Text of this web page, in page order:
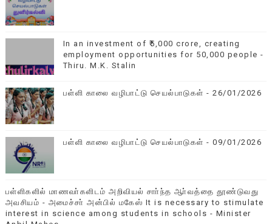
In an investment of ₹5,000 crore, creating
employment opportunities for 50,000 people -
Thiru. M.K. Stalin
பள்ளி காலை வழிபாட்டு செயல்பாடுகள் - 26/01/2026
பள்ளி காலை வழிபாட்டு செயல்பாடுகள் - 09/01/2026
பள்ளிகளில் மாணவா்களிடம் அறிவியல் சாா்ந்த ஆா்வத்தை தூண்டுவது
அவசியம் - அமைச்சா் அன்பில் மகேஸ் It is necessary to stimulate
interest in science among students in schools - Minister